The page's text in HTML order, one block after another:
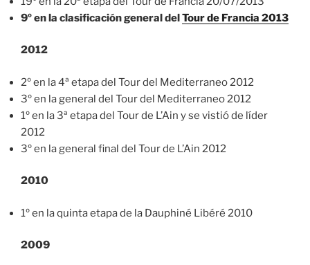
9º en la clasificación general delTour de Francia 2013
2012
2º en la 4ª etapa del Tour del Mediterraneo 2012
3º en la general del Tour del Mediterraneo 2012
1º en la 3ª etapa del Tour de L’Ain y se vistió de líder
2012
3º en la general final del Tour de L’Ain 2012
2010
1º en la quinta etapa de la Dauphiné Libéré 2010
2009